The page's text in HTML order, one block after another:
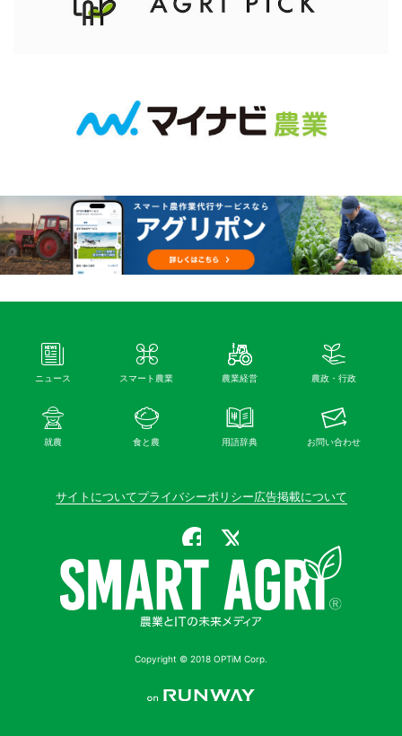
ニュース スマート農業 農業経営 農政・行政
就農 食と農 用語辞典 お問い合わせ
サイトについてプライバシーポリシー広告掲載について
公式Facebook
Copyright © 2018 OPTiM Corp.